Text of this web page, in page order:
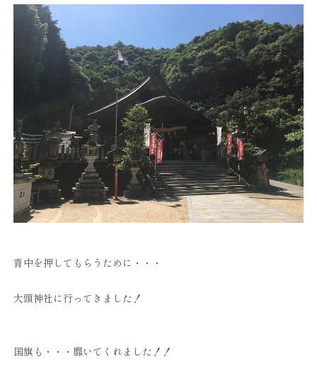
背中を押してもらうために・・・
大頭神社に行ってきました！
国旗も・・・靡いてくれました！！